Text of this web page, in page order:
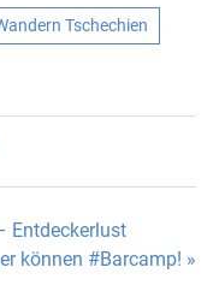
Tschechien
Entdeckerlust
können #Barcamp! »